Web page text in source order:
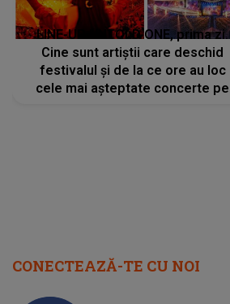
LINE-UP UNTOLD ONE, prima zi.
Cine sunt artiștii care deschid
festivalul și de la ce ore au loc
cele mai așteptate concerte pe
CONECTEAZĂ-TE CU NOI